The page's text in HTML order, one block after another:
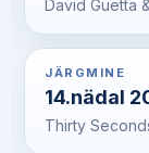
David Guetta
JÄRGMINE
14.nädal
Thirty